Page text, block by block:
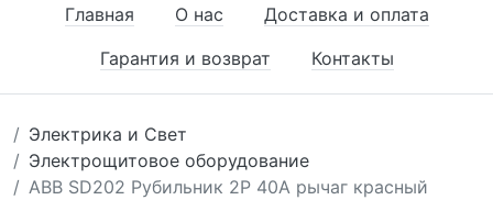
Главная О нас
Доставка и оплата
Гарантия и возврат
Контакты
Электрика и Свет
Электрощитовое оборудование
ABB SD202 Рубильник 2P 40A рычаг красный